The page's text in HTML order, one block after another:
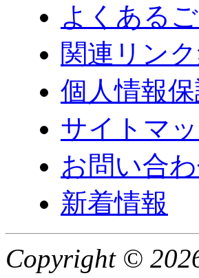
よくある
関連リン
個人情報
サイトマ
お問い合
新着情報
Copyright ©